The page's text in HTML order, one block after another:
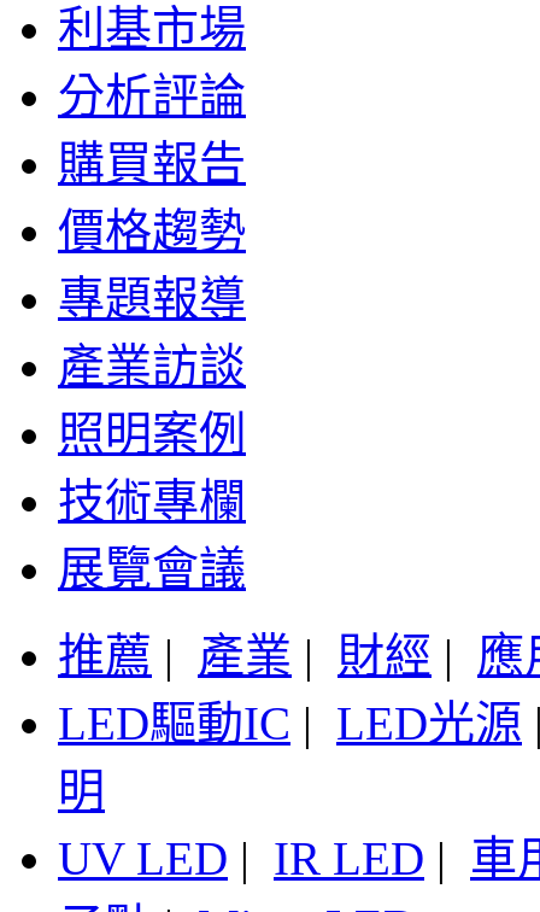
利基市場
分析評論
購買報告
價格趨勢
專題報導
產業訪談
照明案例
技術專欄
展覽會議
推薦 | 產業 | 財經 | 應
LED驅動IC | LED光源
明
UV LED | IR LED | 車